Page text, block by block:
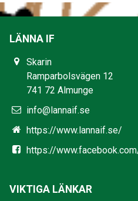
LÄNNA IF
Skarin
Ramparbolsvägen 12
741 72 Almunge
info@lannaif.se
https://www.lannaif.se/
https://
VIKTIGA LÄNKAR